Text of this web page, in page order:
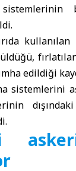
edildiği
sistemlerini